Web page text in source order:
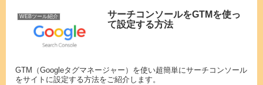
WEBツール紹介
サーチコンソールをGTMを使っ
て設定する方法
GTM（Googleタグマネージャー）を使い超簡単にサーチコンソール
をサイトに設定する方法をご紹介します。